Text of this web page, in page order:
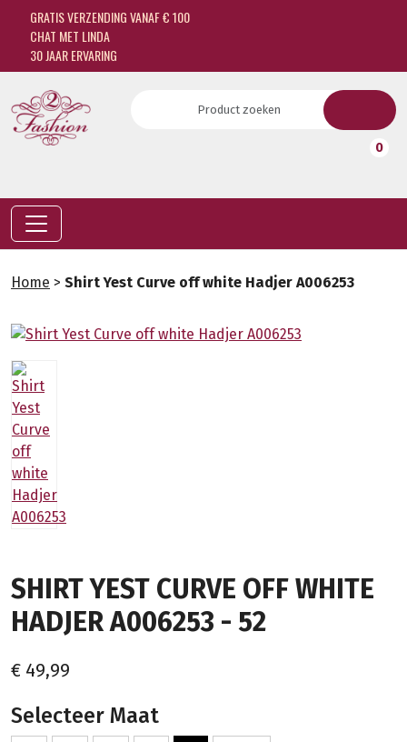
GRATIS VERZENDING VANAF € 100
CHAT MET LINDA
30 JAAR ERVARING
0
Home > Shirt Yest Curve off white Hadjer A006253
SHIRT YEST CURVE OFF WHITE
HADJER A006253 - 52
€ 49,99
Selecteer Maat